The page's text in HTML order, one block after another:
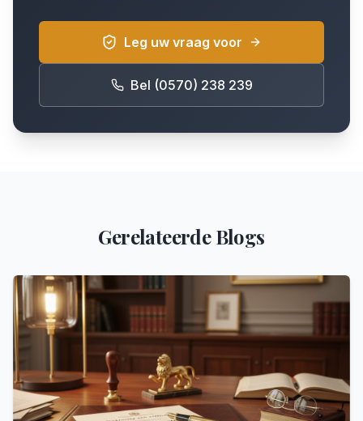
Leg uw vraag voor
Bel (0570) 238 239
Gerelateerde Blogs